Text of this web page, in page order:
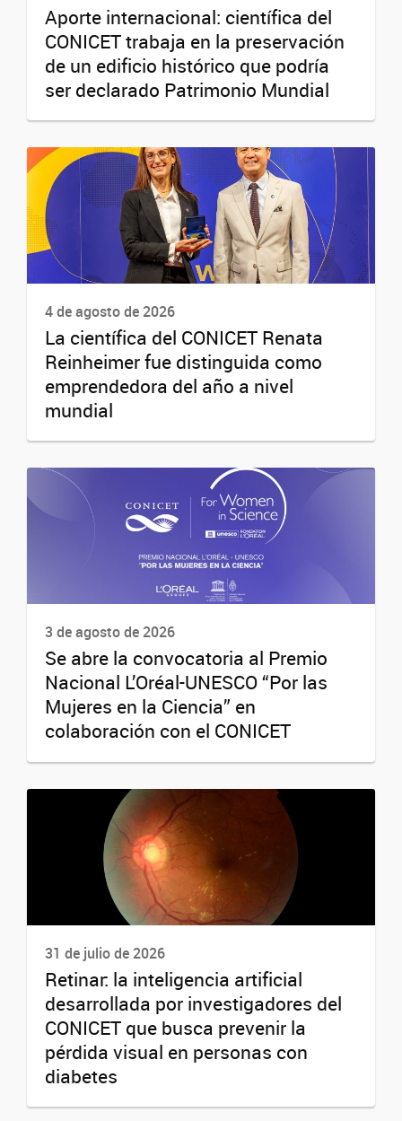
Aporte internacional: científica del
CONICET trabaja en la preservación
de un edificio histórico que podría
ser declarado Patrimonio Mundial
4 de agosto de 2026
La científica del CONICET Renata
Reinheimer fue distinguida como
emprendedora del año a nivel
mundial
3 de agosto de 2026
Se abre la convocatoria al Premio
Nacional L’Oréal-UNESCO “Por las
Mujeres en la Ciencia” en
colaboración con el CONICET
31 de julio de 2026
Retinar: la inteligencia artificial
desarrollada por investigadores del
CONICET que busca prevenir la
pérdida visual en personas con
diabetes